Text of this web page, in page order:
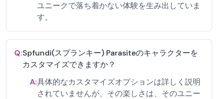
ユニークで落ち着かない体験を生み出していま
す。
Q:Spfundi(スプランキー) Parasiteのキャラクターを
カスタマイズできますか？
A:具体的なカスタマイズオプションは詳しく説明
されていませんが、その楽しさは、そのユニー